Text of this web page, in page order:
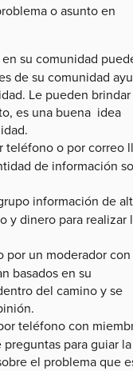
o asunto en
su comunidad
de su comunidad
Le pueden brindar
es una buena idea
teléfono o por correo
de información
información de
y dinero para realizar
un moderador con
basados en su
del camino y se
teléfono con
para guiar la
el problema que